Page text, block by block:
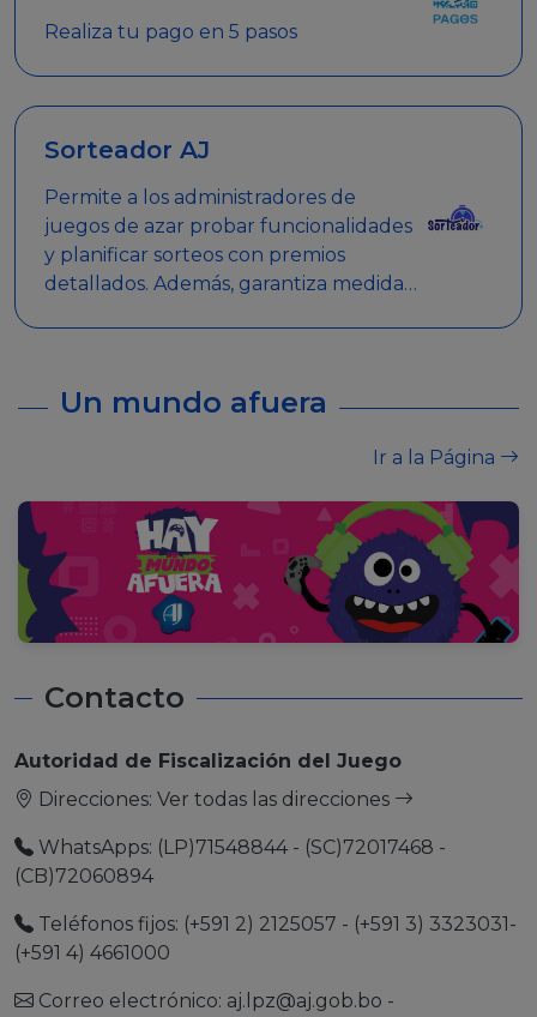
Realiza tu pago en 5 pasos
Sorteador AJ
Permite a los administradores de
juegos de azar probar funcionalidades
y planificar sorteos con premios
detallados. Además, garantiza medidas
Un mundo afuera
Ir a la Página
Contacto
Autoridad de Fiscalización del Juego
Direcciones: Ver todas las direcciones
WhatsApps: (LP)71548844 - (SC)72017468 -
(CB)72060894
Teléfonos fijos: (+591 2) 2125057 - (+591 3) 3323031-
(+591 4) 4661000
Correo electrónico: aj.lpz@aj.gob.bo -